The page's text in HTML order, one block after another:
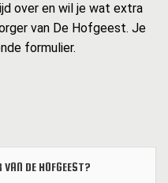
over en wil je wat extra
van De Hofgeest. Je
formulier.
DE HOFGEEST?